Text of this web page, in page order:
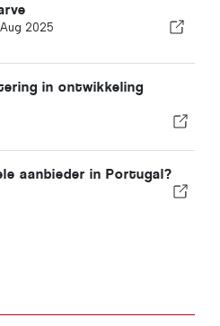
2025
in ontwikkeling
aanbieder in Portugal?